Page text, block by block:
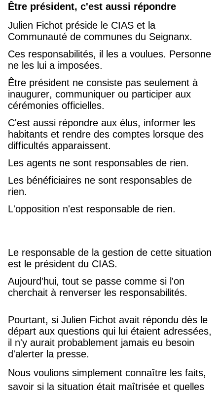
Être président, c'est aussi répondre
Julien Fichot préside le CIAS et la
Communauté de communes du Seignanx.
Ces responsabilités, il les a voulues. Personne
ne les lui a imposées.
Être président ne consiste pas seulement à
inaugurer, communiquer ou participer aux
cérémonies officielles.
C'est aussi répondre aux élus, informer les
habitants et rendre des comptes lorsque des
difficultés apparaissent.
Les agents ne sont responsables de rien.
Les bénéficiaires ne sont responsables de
rien.
L'opposition n'est responsable de rien.
Le responsable de la gestion de cette situation
est le président du CIAS.
Aujourd'hui, tout se passe comme si l'on
cherchait à renverser les responsabilités.
Pourtant, si Julien Fichot avait répondu dès le
départ aux questions qui lui étaient adressées,
il n'y aurait probablement jamais eu besoin
d'alerter la presse.
Nous voulions simplement connaître les faits,
savoir si la situation était maîtrisée et quelles